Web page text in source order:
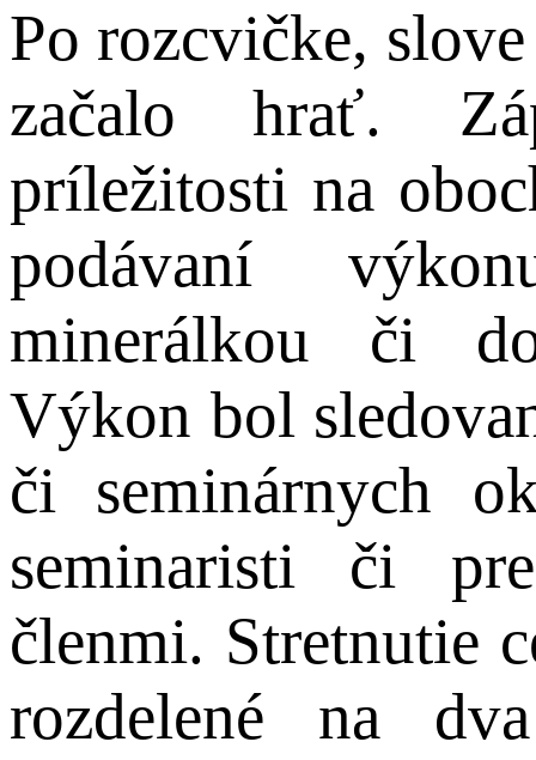
Po rozcvičke,
začalo hrať.
príležitosti na
podávaní
minerálkou či
Výkon bol
či seminárnych
seminaristi či
členmi. Stretnutie
rozdelené na